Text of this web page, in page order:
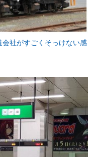
社がすごくそっけない感